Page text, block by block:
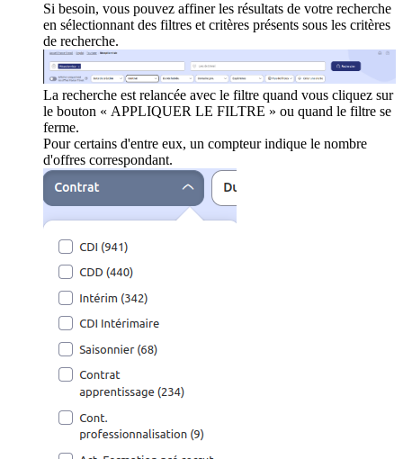
Si besoin, vous pouvez affiner les résultats de votre recherche
en sélectionnant des filtres et critères présents sous les critères
de recherche.
La recherche est relancée avec le filtre quand vous cliquez sur
le bouton « APPLIQUER LE FILTRE » ou quand le filtre se
ferme.
Pour certains d'entre eux, un compteur indique le nombre
d'offres correspondant.